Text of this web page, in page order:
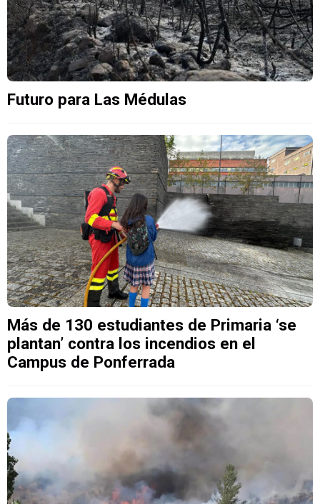
Futuro para Las Médulas
Más de 130 estudiantes de Primaria ‘se
plantan’ contra los incendios en el
Campus de Ponferrada